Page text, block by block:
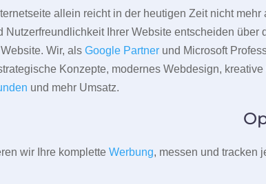
allein reicht in der heutigen Zeit nicht
Nutzerfreundlichkeit Ihrer Website entscheiden
Wir, alsGoogle Partner und Microsoft
Konzepte, modernes Webdesign,
und mehr Umsatz.
wir Ihre kompletteWerbung, messen und tracken